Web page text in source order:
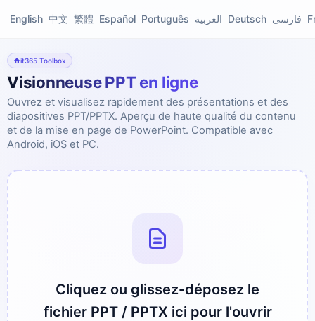
English 中文 繁體 Español Português العربية Deutsch فارسی
it365 Toolbox
Visionneuse PPT en ligne
Ouvrez et visualisez rapidement des présentations et des
diapositives PPT/PPTX. Aperçu de haute qualité du contenu
et de la mise en page de PowerPoint. Compatible avec
Android, iOS et PC.
Cliquez ou glissez-déposez le
fichier PPT / PPTX ici pour l'ouvrir